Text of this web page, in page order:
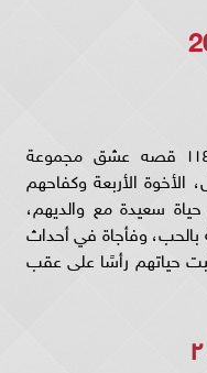
تدور أحداث مسلسل اخوتي حلقه ١١٤ قصه عشق مجموعة
الأربعة وكفاحهم
سعيدة مع والديهم،
بالحب، وفأجاة في أحداث
مترجمة انقلبت حياتهم رأسًا على عقب